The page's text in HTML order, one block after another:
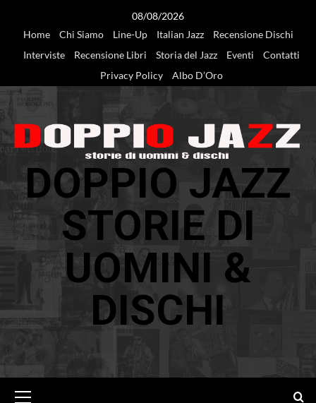
08/08/2026
Home
Chi Siamo Line-Up Italian Jazz
Recensione Dischi
Interviste
Recensione Libri Storia del Jazz Eventi
Contatti
Privacy Policy
Albo D’Oro
DOPPIO JAZZ
STORIE DI
UOMINI &
DISCHI
principale